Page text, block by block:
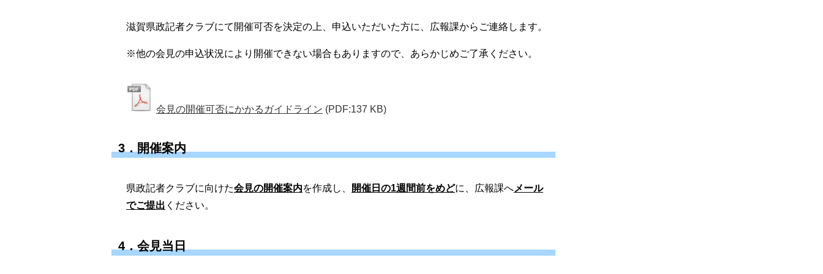
滋賀県政記者クラブにて開催可否を決定の上、申込いただいた方に、広報課からご連絡します。
※他の会見の申込状況により開催できない場合もありますので、あらかじめご了承ください。
会見の開催可否にかかるガイドライン (PDF:137 KB)
3．開催案内
県政記者クラブに向けた会見の開催案内を作成し、 開催日の1週間前をめどに、広報課へメール
でご提出 ください。
4．会見当日